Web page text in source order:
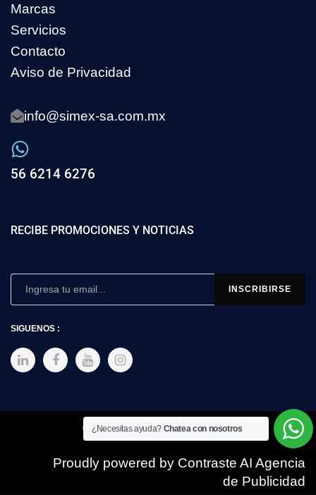
Marcas
Servicios
Contacto
Aviso de Privacidad
info@simex-sa.com.mx
56 6214 6276
RECIBE PROMOCIONES Y NOTICIAS
SIGUENOS :
Copyright © 2025 SIMEX
Proudly powered by Contraste AI Agencia
de Publicidad
¿Necesitas ayuda? Chatea con nosotros